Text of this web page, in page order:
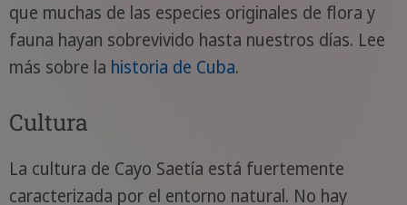
que muchas de las especies originales de flora y
fauna hayan sobrevivido hasta nuestros días. Lee
más sobre la historia de Cuba.
Cultura
La cultura de Cayo Saetía está fuertemente
caracterizada por el entorno natural. No hay